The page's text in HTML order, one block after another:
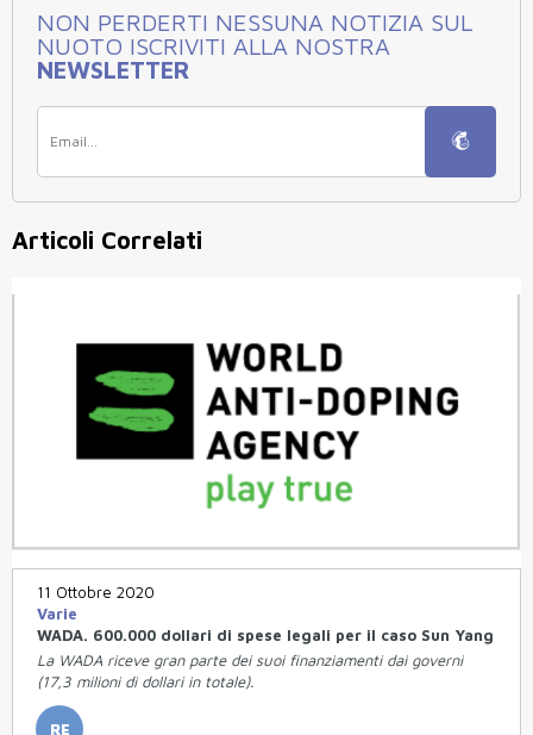
NON PERDERTI NESSUNA NOTIZIA SUL
NUOTO ISCRIVITI ALLA NOSTRA
NEWSLETTER
Articoli Correlati
11 Ottobre 2020
Varie
WADA. 600.000 dollari di spese legali per il caso Sun Yang
La WADA riceve gran parte dei suoi finanziamenti dai governi
(17,3 milioni di dollari in totale).
RE